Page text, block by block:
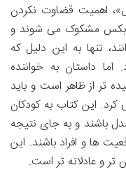
اهمیت قضاوت نکردن
بکس مشکوک می شوند و
تنها به این دلیل که
اما داستان به خواننده
تر از ظاهر است و باید
این کتاب به کودکان
باشند و به جای نتیجه
ها و افراد باشند. این
تر و عادلانه تر است.